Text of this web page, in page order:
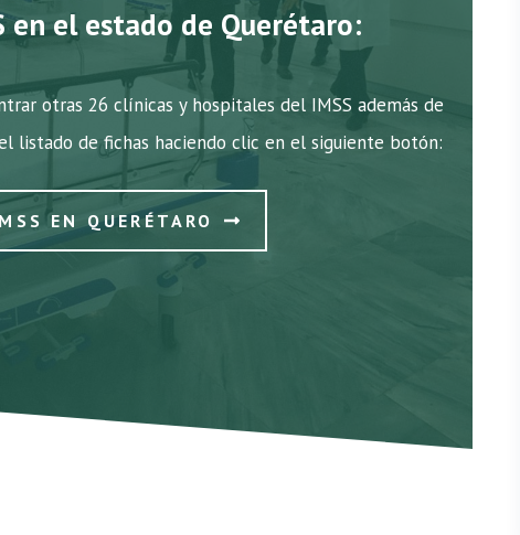
en el estado de Querétaro:
otras 26 clínicas y hospitales del IMSS además de
listado de fichas haciendo clic en el siguiente botón:
EN QUERÉTARO